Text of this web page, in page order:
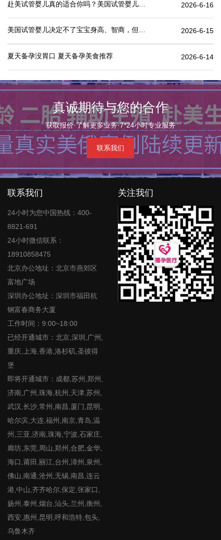
2026-6-16
2026-6-15
夏天备孕没胃口 夏天备孕美食推荐 2026-6-14
真诚期待与您的合作
获取报价·了解更多业务·7*24小时专业服务
联系我们
联系我们
24小时为您中国热线：400-
8821-691
24小时微信联系：
18910858475
北京办公地址：北京市燕郊区
富地广场
深圳办公地址：深圳市福田杭
钢富春商务大厦
工作时间：9:00~18:00
已经开通城市：北京,深圳,广州,
重庆,上海,香港,洛杉矶,圣彼得
堡
即将开通城市：成都,苏州,郑州,
济南,广州,珠海,杭州,天津,苏州,
武汉,长沙,常州,南昌,厦门,昆明,
哈尔滨,大连,福州,南京,青岛,温
州,三亚,济南,珠海,宁波,石家庄,
廊坊,东莞,周山,郑州,合肥,金华,
海口,莆田,丽江,台州,漳州,泉州,
佛山,南通,沧州,无锡,南昌,连云
港,中山,齐齐哈尔,保定,张家口,
扬州,泰州,烟台,汕头,兰州,衡州,
西安,惠州,昆明,呼和浩特,包头,
乌鲁木齐
关注我们